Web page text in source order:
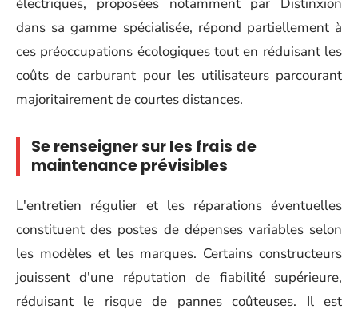
électriques, proposées notamment par Distinxion
dans sa gamme spécialisée, répond partiellement à
ces préoccupations écologiques tout en réduisant les
coûts de carburant pour les utilisateurs parcourant
majoritairement de courtes distances.
Se renseigner sur les frais de
maintenance prévisibles
L'entretien régulier et les réparations éventuelles
constituent des postes de dépenses variables selon
les modèles et les marques. Certains constructeurs
jouissent d'une réputation de fiabilité supérieure,
réduisant le risque de pannes coûteuses. Il est